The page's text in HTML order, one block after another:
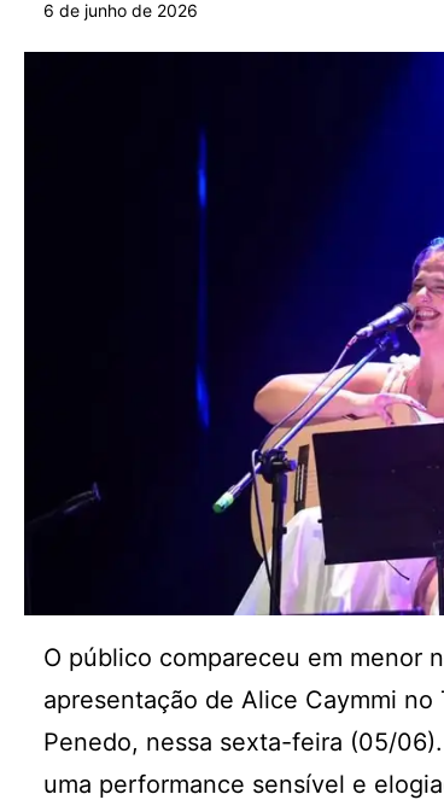
6 de junho de 2026
O público compareceu em menor
apresentação de Alice Caymmi
Penedo, nessa sexta-feira (05/06)
uma performance sensível e